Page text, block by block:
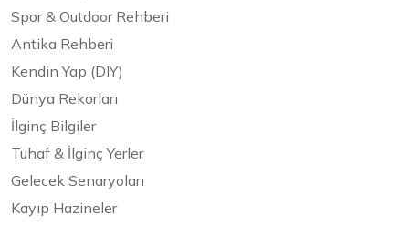
Spor & Outdoor Rehberi
Antika Rehberi
Kendin Yap (DIY)
Dünya Rekorları
İlginç Bilgiler
Tuhaf & İlginç Yerler
Gelecek Senaryoları
Kayıp Hazineler